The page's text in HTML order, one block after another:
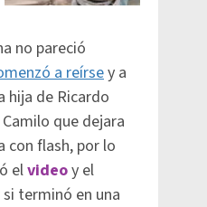
no pareció
a reírsey a
hija de Ricardo
que dejara
con flash, por lo
elvideoy el
terminó en una